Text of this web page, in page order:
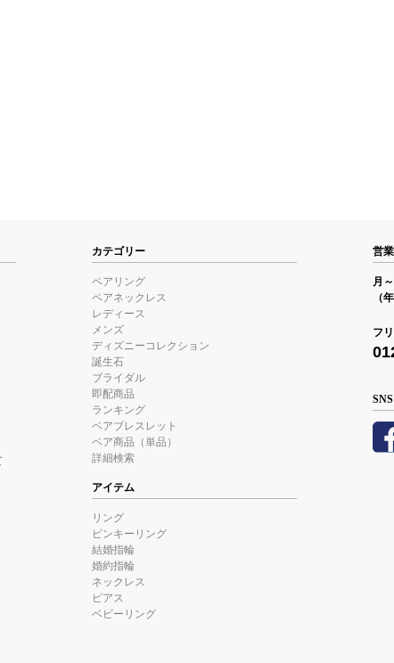
カテゴリー
ペアリング
ペアネックレス
レディース
メンズ
ディズニーコレクション
誕生石
ブライダル
即配商品
ランキング
ペアブレスレット
ペア商品（単品）
詳細検索
アイテム
リング
ピンキーリング
結婚指輪
婚約指輪
ネックレス
ピアス
ベビーリング
営
月
（
フ
SNS